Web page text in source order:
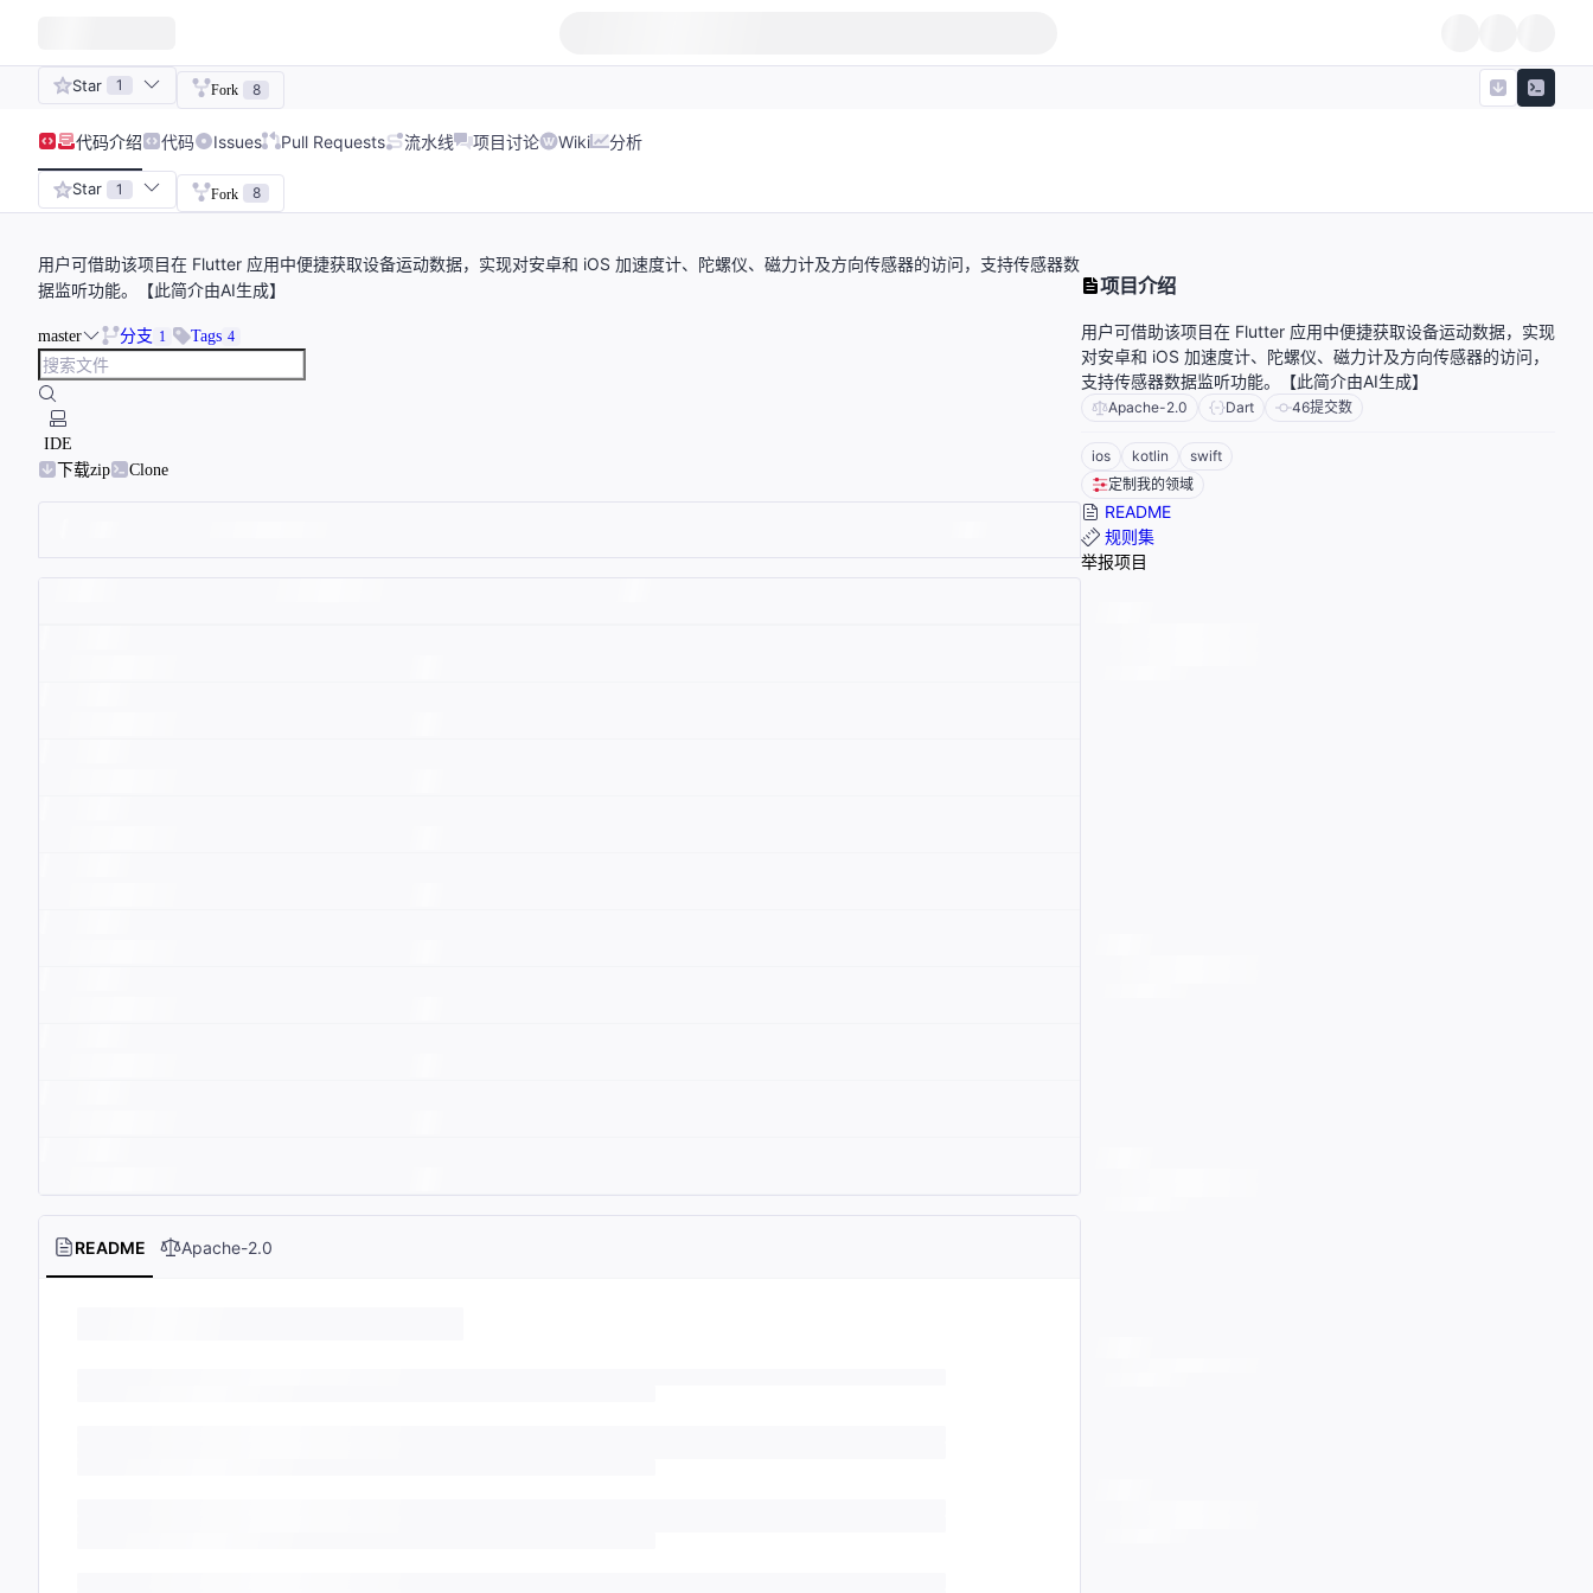
Star 1 Fork 8
代码介绍 代码 Issues Pull Requests 流水线 项目讨论 Wiki 分析
Star 1 Fork 8
用户可借助该项目在 Flutter 应用中便捷获取设备运动数据，实现对安卓和 iOS 加速度计、陀螺仪、磁力计及方向传感器的访问，支持传感器数
据监听功能。【此简介由AI生成】
master 分支 1 Tags 4
IDE
下载zip
Clone
README Apache-2.0
项目介绍
用户可借助该项目在 Flutter 应用中便捷获取设备运动数据，实现
对安卓和 iOS 加速度计、陀螺仪、磁力计及方向传感器的访问，
支持传感器数据监听功能。【此简介由AI生成】
Apache-2.0 Dart 46提交数
ios kotlin
swift
定制我的领域
README
规则集
举报项目